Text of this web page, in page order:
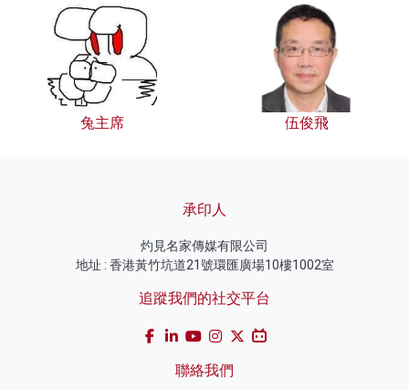
兔主席 伍俊飛
承印人
灼見名家傳媒有限公司
地址 : 香港黃竹坑道21號環匯廣場10樓1002室
追蹤我們的社交平台
聯絡我們